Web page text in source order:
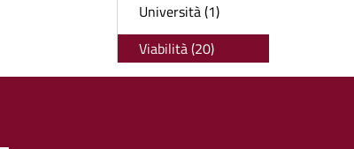
Università (1)
Viabilità (20)